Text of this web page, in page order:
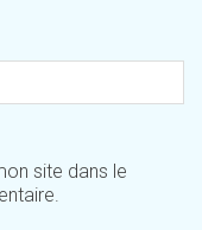
site dans le